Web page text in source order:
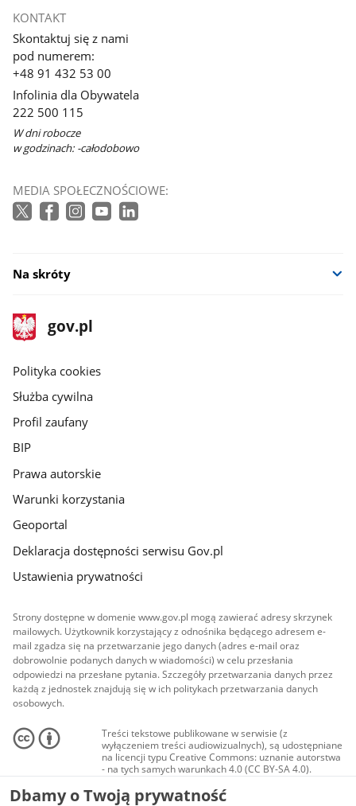
KONTAKT
Skontaktuj się z nami
pod numerem:
+48 91 432 53 00
Infolinia dla Obywatela
222 500 115
W dni robocze
w godzinach: -całodobowo
MEDIA SPOŁECZNOŚCIOWE:
Na skróty
stopka
gov.pl
Strona
gov.pl
gov.pl
Polityka cookies
Służba cywilna
Profil zaufany
BIP
Prawa autorskie
Warunki korzystania
Geoportal
Deklaracja dostępności serwisu Gov.pl
Ustawienia prywatności
Strony dostępne w domenie www.gov.pl mogą zawierać adresy skrzynek
mailowych. Użytkownik korzystający z odnośnika będącego adresem e-
mail zgadza się na przetwarzanie jego danych (adres e-mail oraz
dobrowolnie podanych danych w wiadomości) w celu przesłania
odpowiedzi na przesłane pytania. Szczegóły przetwarzania danych przez
każdą z jednostek znajdują się w ich politykach przetwarzania danych
osobowych.
Treści tekstowe publikowane w serwisie (z
wyłączeniem treści audiowizualnych), są udostępniane
na licencji typu Creative Commons: uznanie autorstwa
- na tych samych warunkach 4.0 (CC BY-SA 4.0).
Materiały audiowizualne, w tym zdjęcia, materiały
audio i wideo, są udostępniane na licencji typu
Dbamy o Twoją prywatność